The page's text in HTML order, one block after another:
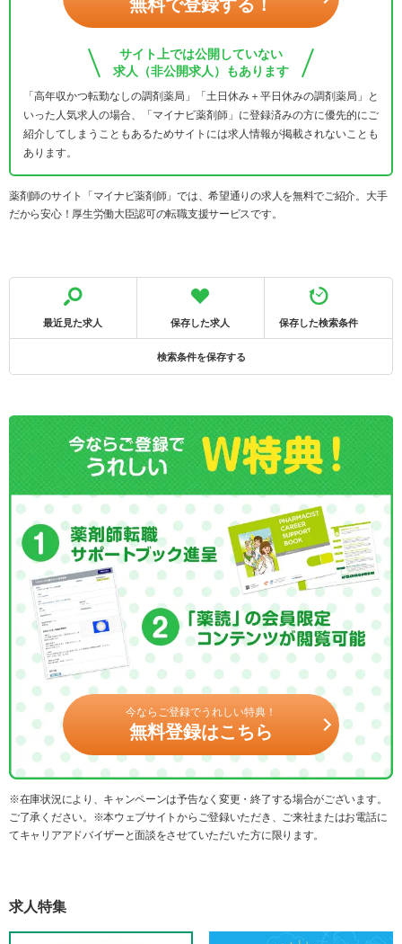
無料で登録する！
サイト上では公開していない
求人（非公開求人）もあります
「高年収かつ転勤なしの調剤薬局」「土日休み＋平日休みの調剤薬局」と
いった人気求人の場合、「マイナビ薬剤師」に登録済みの方に優先的にご
紹介してしまうこともあるためサイトには求人情報が掲載されないことも
あります。
薬剤師のサイト「マイナビ薬剤師」では、希望通りの求人を無料でご紹介。大手
だから安心！厚生労働大臣認可の転職支援サービスです。
最近見た求人 保存した求人 保存した検索条件
検索条件を保存する
今ならご登録でうれしい特典！
無料登録はこちら
※在庫状況により、キャンペーンは予告なく変更・終了する場合がございます。
ご了承ください。※本ウェブサイトからご登録いただき、ご来社またはお電話に
てキャリアアドバイザーと面談をさせていただいた方に限ります。
求人特集